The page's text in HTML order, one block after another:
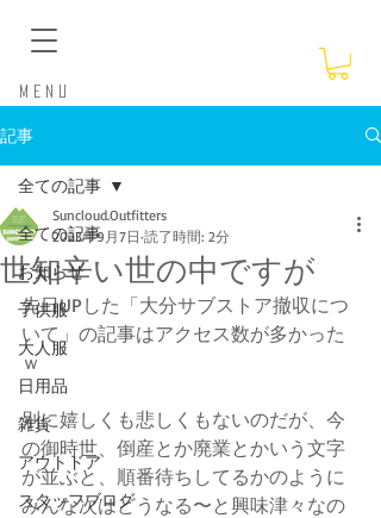
​Menu
記事
全ての記事
お知らせ
子供服
大人服
日用品
雑貨
アウトドア
スタッフブログ
全ての記事
世知辛い世の中ですが
Suncloud.Outfitters
2023年9月7日 読了時間: 2分
先日UPした「大分サブストア撤収につ
いて」の記事はアクセス数が多かった
ｗ
別に嬉しくも悲しくもないのだが、今
の御時世、倒産とか廃業とかいう文字
が並ぶと、順番待ちしてるかのように
みんな次はどうなる〜と興味津々なの